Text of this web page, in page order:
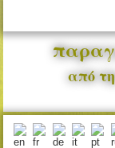
από